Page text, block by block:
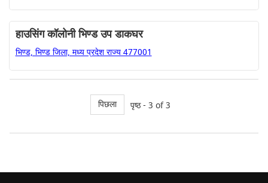
हाउसिंग कॉलोनी भिण्ड उप डाकघर
भिण्ड, भिण्ड जिला, मध्य प्रदेश राज्य 477001
पिछला पृष्ठ - 3 of 3